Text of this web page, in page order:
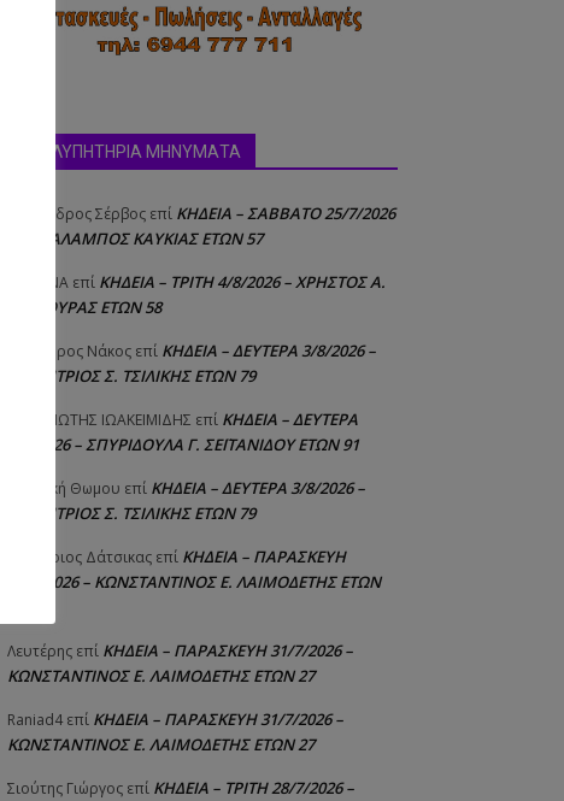
ΣΥΛΛΥΠΗΤΗΡΙΑ ΜΗΝΥΜΑΤΑ
Αλέξανδρος Σέρβος επί ΚΗΔΕΙΑ – ΣΑΒΒΑΤΟ 25/7/2026
– ΧΑΡΑΛΑΜΠΟΣ ΚΑΥΚΙΑΣ ΕΤΩΝ 57
ΧΡΙΣΤΙΝΑ επί ΚΗΔΕΙΑ – ΤΡΙΤΗ 4/8/2026 – ΧΡΗΣΤΟΣ Α.
ΠΑΛΙΟΥΡΑΣ ΕΤΩΝ 58
Θεόδωρος Νάκος επί ΚΗΔΕΙΑ – ΔΕΥΤΕΡΑ 3/8/2026 –
ΔΗΜΗΤΡΙΟΣ Σ. ΤΣΙΛΙΚΗΣ ΕΤΩΝ 79
ΠΑΝΑΓΙΩΤΗΣ IΩΑΚΕΙΜΙΔΗΣ επί ΚΗΔΕΙΑ – ΔΕΥΤΕΡΑ
3/8/2026 – ΣΠΥΡΙΔΟΥΛΑ Γ. ΣΕΪΤΑΝΙΔΟΥ ΕΤΩΝ 91
Αγγελική Θωμου επί ΚΗΔΕΙΑ – ΔΕΥΤΕΡΑ 3/8/2026 –
ΔΗΜΗΤΡΙΟΣ Σ. ΤΣΙΛΙΚΗΣ ΕΤΩΝ 79
Δημήτριος Δάτσικας επί ΚΗΔΕΙΑ – ΠΑΡΑΣΚΕΥΗ
31/7/2026 – ΚΩΝΣΤΑΝΤΙΝΟΣ Ε. ΛΑΙΜΟΔΕΤΗΣ ΕΤΩΝ
Λευτέρης επί ΚΗΔΕΙΑ – ΠΑΡΑΣΚΕΥΗ 31/7/2026 –
ΚΩΝΣΤΑΝΤΙΝΟΣ Ε. ΛΑΙΜΟΔΕΤΗΣ ΕΤΩΝ 27
Raniad4 επί ΚΗΔΕΙΑ – ΠΑΡΑΣΚΕΥΗ 31/7/2026 –
ΚΩΝΣΤΑΝΤΙΝΟΣ Ε. ΛΑΙΜΟΔΕΤΗΣ ΕΤΩΝ 27
Σιούτης Γιώργος επί ΚΗΔΕΙΑ – ΤΡΙΤΗ 28/7/2026 –